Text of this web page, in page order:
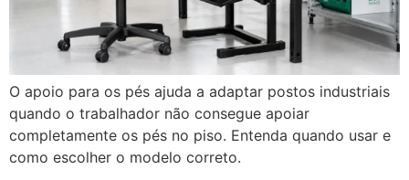
O apoio para os pés ajuda a adaptar postos industriais
quando o trabalhador não consegue apoiar
completamente os pés no piso. Entenda quando usar e
como escolher o modelo correto.